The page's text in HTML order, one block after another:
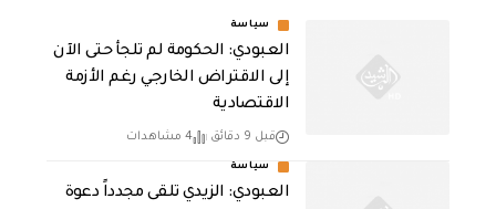
سياسة
العبودي: الحكومة لم تلجأ حتى الآن
إلى الاقتراض الخارجي رغم الأزمة
الاقتصادية
قبل 9 دقائق 4 مشاهدات
سياسة
العبودي: الزيدي تلقى مجدداً دعوة